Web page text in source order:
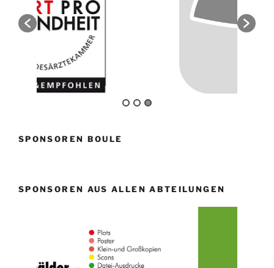
SPONSOREN BOULE
SPONSOREN AUS ALLEN ABTEILUNGEN